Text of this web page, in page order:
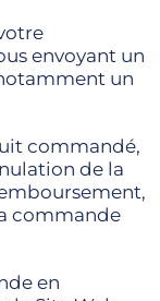
envoyant un
un
commandé,
de la
commande
en